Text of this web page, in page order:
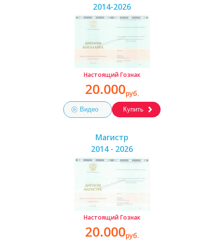
2014-2026
Настоящий Гознак
20.000руб.
Видео Купить
Магистр
2014 - 2026
Настоящий Гознак
20.000руб.